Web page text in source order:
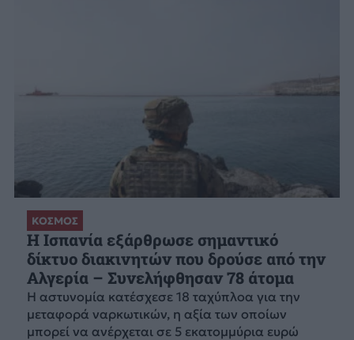
ΚΟΣΜΟΣ
Η Ισπανία εξάρθρωσε σημαντικό
δίκτυο διακινητών που δρούσε από την
Αλγερία – Συνελήφθησαν 78 άτομα
Η αστυνομία κατέσχεσε 18 ταχύπλοα για την
μεταφορά ναρκωτικών, η αξία των οποίων
μπορεί να ανέρχεται σε 5 εκατομμύρια ευρώ